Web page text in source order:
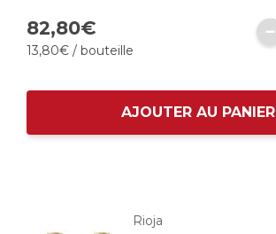
82,80€
13,80€ / bouteille
AJOUTER AU PANIER
Rioja